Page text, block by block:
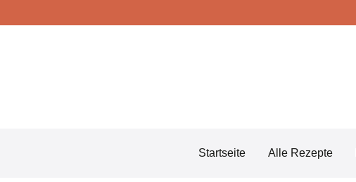
Startseite Alle Rezepte